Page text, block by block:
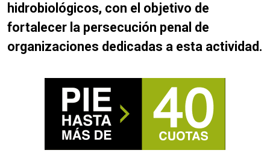
hidrobiológicos, con el objetivo de
fortalecer la persecución penal de
organizaciones dedicadas a esta actividad.